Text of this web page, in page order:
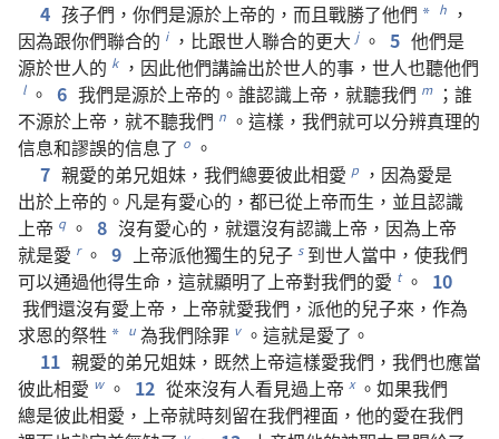
4 孩子們 ， 你們是源於上帝的 ， 而且戰勝了他們 * h
，
因為跟你們聯合的 i ， 比跟世人聯合的更大 j 。 5 他們是
源於世人的 k ， 因此他們講論出於世人的事 ， 世人也聽他們
l 。 6 我們是源於上帝的 。 誰認識上帝 ， 就聽我們 m ； 誰
不源於上帝 ， 就不聽我們 n 。 這樣 ， 我們就可以分辨真理的
信息和謬誤的信息了 o 。
7 親愛的弟兄姐妹 ， 我們總要彼此相愛 p ， 因為愛是
出於上帝的 。 凡是有愛心的 ， 都已從上帝而生 ， 並且認識
上帝 q 。 8 沒有愛心的 ， 就還沒有認識上帝 ， 因為上帝
就是愛 r 。 9 上帝派他獨生的兒子 s 到世人當中 ， 使我們
可以通過他得生命 ， 這就顯明了上帝對我們的愛 t 。 10
我們還沒有愛上帝 ， 上帝就愛我們 ， 派他的兒子來 ， 作為
求恩的祭牲 * u 為我們除罪 v 。 這就是愛了 。
11 親愛的弟兄姐妹 ， 既然上帝這樣愛我們 ， 我們也應當
彼此相愛 w 。 12 從來沒有人看見過上帝 x 。 如果我們
總是彼此相愛 ， 上帝就時刻留在我們裡面 ， 他的愛在我們